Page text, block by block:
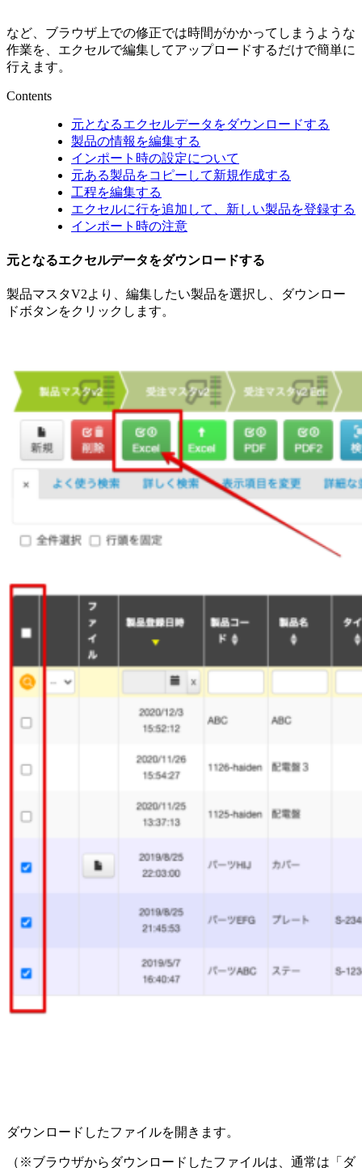
など、ブラウザ上での修正では時間がかかってしまうような
作業を、エクセルで編集してアップロードするだけで簡単に
行えます。
Contents
元となるエクセルデータをダウンロードする
製品の情報を編集する
インポート時の設定について
元ある製品をコピーして新規作成する
工程を編集する
エクセルに行を追加して、新しい製品を登録する
インポート時の注意
元となるエクセルデータをダウンロードする
製品マスタV2より、編集したい製品を選択し、ダウンロー
ドボタンをクリックします。
ダウンロードしたファイルを開きます。
（※ブラウザからダウンロードしたファイルは、通常は「ダ